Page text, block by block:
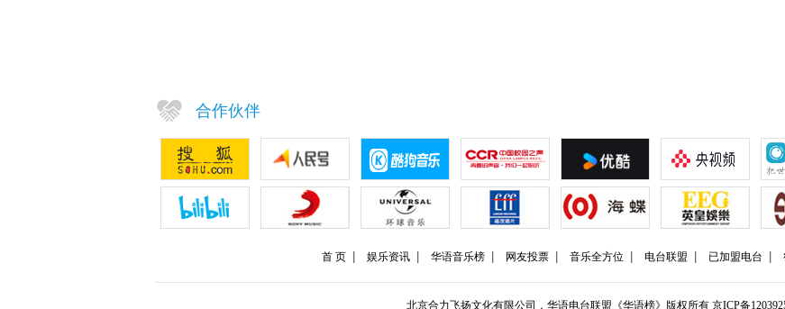
合作伙伴
首 页 娱乐资讯 华语音乐榜 网友投票 音乐全方位 电台联盟 已加盟电台
北京合力飞扬文化有限公司，华语电台联盟《华语榜》版权所有 京ICP备